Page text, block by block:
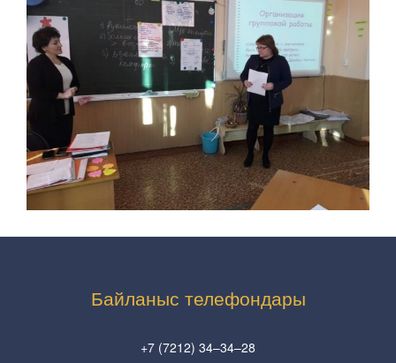
Байланыс телефондары
+7 (7212) 34–34–28